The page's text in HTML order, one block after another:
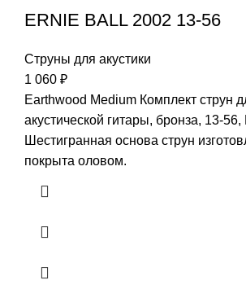
ERNIE BALL 2002 13-56
Струны для акустики
1 060 ₽
Earthwood Medium Комплект струн
акустической гитары, бронза, 13-56,
Шестигранная основа струн
покрыта оловом.